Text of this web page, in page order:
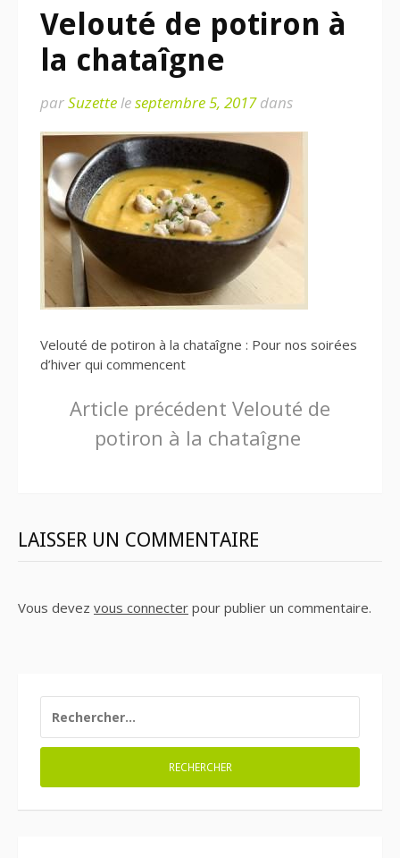
Velouté de potiron à
la chataîgne
parSuzetteleseptembre 5, 2017dans
Velouté de potiron à la chataîgne : Pour nos soirées
d’hiver qui commencent
LireArticle précédent Velouté de
potiron à la chataîgne
LAISSER UN COMMENTAIRE
Vous devez vous connecter pour publier un commentaire.